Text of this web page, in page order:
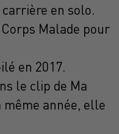
en solo.
Malade pour
en 2017.
le clip de Ma
même année, elle